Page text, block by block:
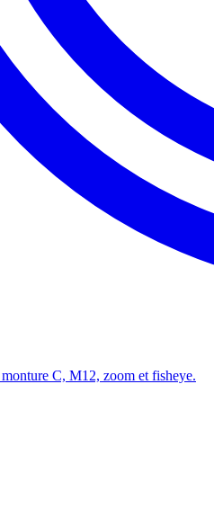
C, M12, zoom et fisheye.